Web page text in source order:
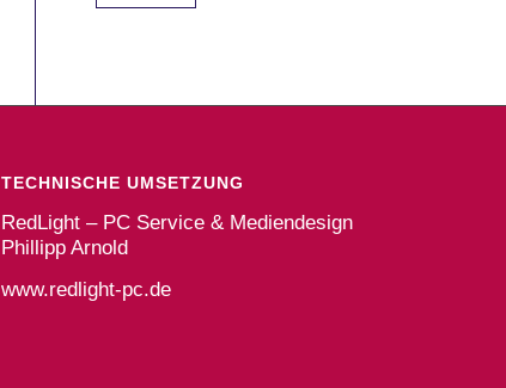
TECHNISCHE UMSETZUNG
RedLight – PC Service & Mediendesign
Phillipp Arnold
www.redlight-pc.de